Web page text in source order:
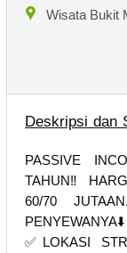
Wisata Bukit
Deskripsi dan
PASSIVE
TAHUN‼️
60/70
PENYEWANYA⬇️
✅️LOKASI